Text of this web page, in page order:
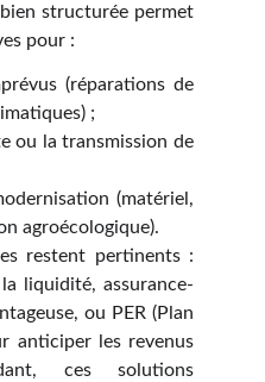
structurée permet
pour :
(réparations de
;
ou la transmission de
(matériel,
agroécologique).
restent pertinents :
liquidité, assurance-
ou PER (Plan
anticiper les revenus
ces solutions